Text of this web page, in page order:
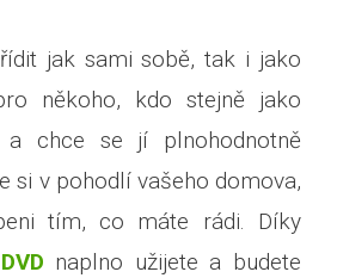
jak sami sobě, tak i jako
někoho, kdo stejně jako
a chce se jí plnohodnotně
si v pohodlí vašeho domova,
tím, co máte rádi. Díky
DVD naplno užijete a budete